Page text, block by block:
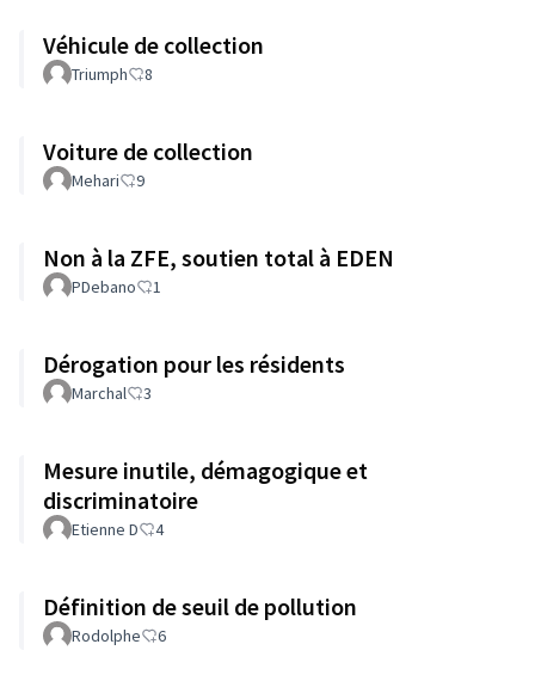
Véhicule de collection
Triumph 8
Voiture de collection
Mehari 9
Non à la ZFE, soutien total à EDEN
PDebano 1
Dérogation pour les résidents
Marchal 3
Mesure inutile, démagogique et
discriminatoire
Etienne D 4
Définition de seuil de pollution
Rodolphe 6